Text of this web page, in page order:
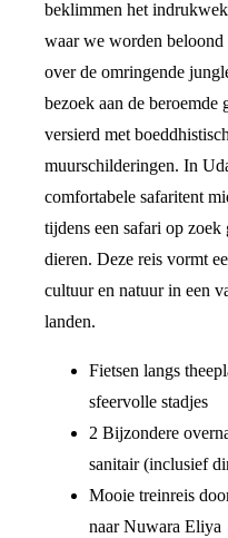
beklimmen het
waar we worden beloond
over de omringende
bezoek aan de
versierd met
muurschilderingen. In
comfortabele safaritent
tijdens een safari op zoek
dieren. Deze reis vormt
cultuur en natuur in een
landen.
Fietsen langs
sfeervolle stadjes
2 Bijzondere
sanitair (inclusief
Mooie treinreis
naar Nuwara Eliya